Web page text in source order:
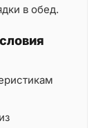
в обед.